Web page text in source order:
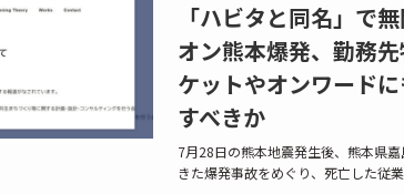
「ハビタと同名」で
オン熊本爆発、勤務
ケットやオンワード
すべきか
7月28日の熊本地震発生後、熊本県
きた爆発事故をめぐり、死亡した従